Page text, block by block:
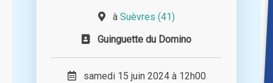
à Suèvres (41)
Guinguette du Domino
samedi 15 juin 2024 à 12h00